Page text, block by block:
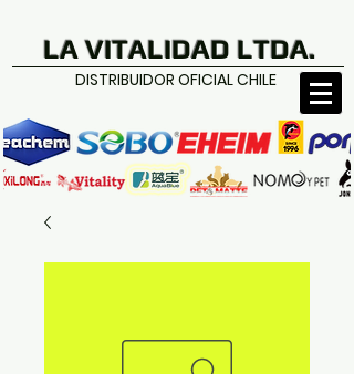
LA VITALIDAD LTDA.
DISTRIBUIDOR OFICIAL CHILE